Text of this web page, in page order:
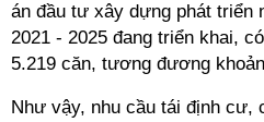
án đầu tư xây dựng phát triển
2021 - 2025 đang triển khai,
5.219 căn, tương đương
Như vậy, nhu cầu tái định cư,